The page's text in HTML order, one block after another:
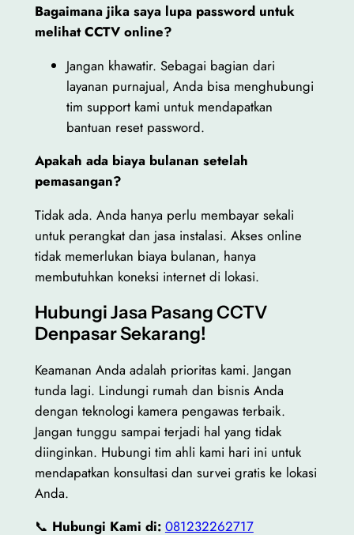
Bagaimana jika saya lupa password untuk
melihat CCTV online?
Jangan khawatir. Sebagai bagian dari
layanan purnajual, Anda bisa menghubungi
tim support kami untuk mendapatkan
bantuan reset password.
Apakah ada biaya bulanan setelah
pemasangan?
Tidak ada. Anda hanya perlu membayar sekali
untuk perangkat dan jasa instalasi. Akses online
tidak memerlukan biaya bulanan, hanya
membutuhkan koneksi internet di lokasi.
Hubungi Jasa Pasang CCTV
Denpasar Sekarang!
Keamanan Anda adalah prioritas kami. Jangan
tunda lagi. Lindungi rumah dan bisnis Anda
dengan teknologi kamera pengawas terbaik.
Jangan tunggu sampai terjadi hal yang tidak
diinginkan. Hubungi tim ahli kami hari ini untuk
mendapatkan konsultasi dan survei gratis ke lokasi
Anda.
📞 Hubungi Kami di: 081232262717